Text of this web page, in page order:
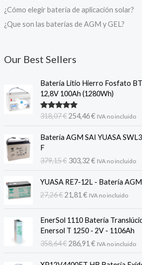
¿Cómo elegir batería de aplicación solar?
¿Que son las baterías de AGM y GEL?
Our Best Sellers
Batería Litio Hierro Fosfato
12,8V 100Ah (1280Wh)
Valorado
con
318,07€El
original
318,07 €.
254,46€El
actual
254,46 €.
IVA no incluido
Batería AGM SAI YUASA
F
379,15€ El
original
era:
303,32€El
actual
IVA no incluido
YUASA RE7-12L - Batería
27,26€El
era:
27,26 €.
21,81€El
es:
21,81 €.
IVA no incluido
EnerSol 1110 Batería
Enersol T 1250 - 2V - 1106Ah
358,64€El
286,91€ElIVA no incluido